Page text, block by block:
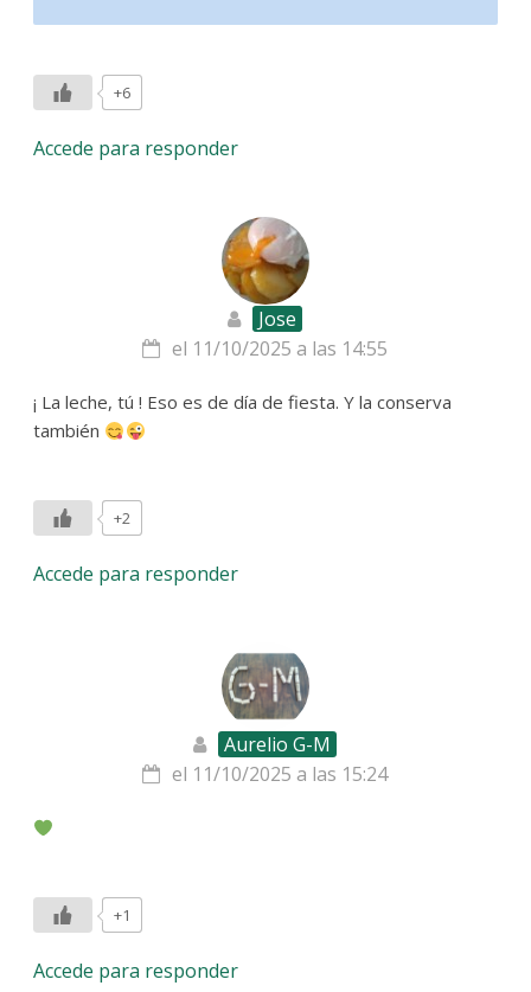
+6
Accede para responder
Jose
el 11/10/2025 a las 14:55
¡ La leche, tú ! Eso es de día de fiesta. Y la conserva
también
+2
Accede para responder
Aurelio G-M
el 11/10/2025 a las 15:24
+1
Accede para responder